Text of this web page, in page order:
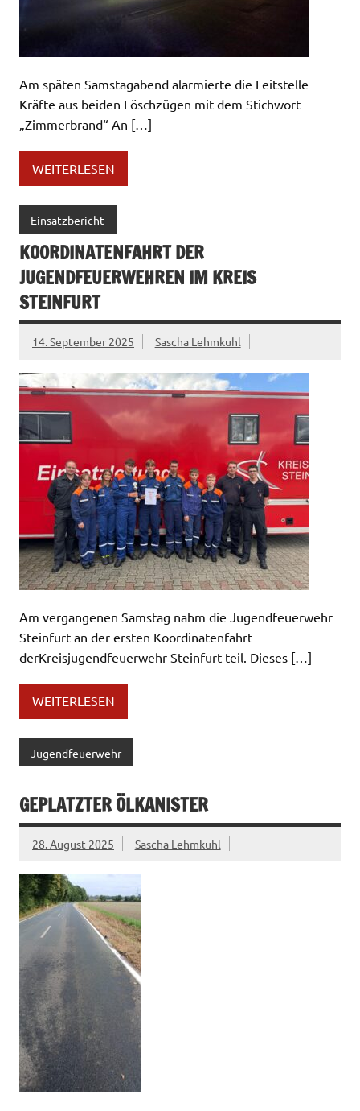
Am späten Samstagabend alarmierte die Leitstelle
Kräfte aus beiden Löschzügen mit dem Stichwort
„Zimmerbrand“ An […]
WEITERLESEN
Einsatzbericht
KOORDINATENFAHRT DER
JUGENDFEUERWEHREN IM KREIS
STEINFURT
14. September 2025 Sascha Lehmkuhl
Am vergangenen Samstag nahm die Jugendfeuerwehr
Steinfurt an der ersten Koordinatenfahrt
derKreisjugendfeuerwehr Steinfurt teil. Dieses […]
WEITERLESEN
Jugendfeuerwehr
GEPLATZTER ÖLKANISTER
28. August 2025 Sascha Lehmkuhl